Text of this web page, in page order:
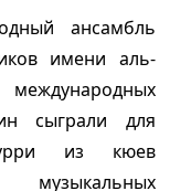
ансамбль
имени аль-
сыграли для
из кюев